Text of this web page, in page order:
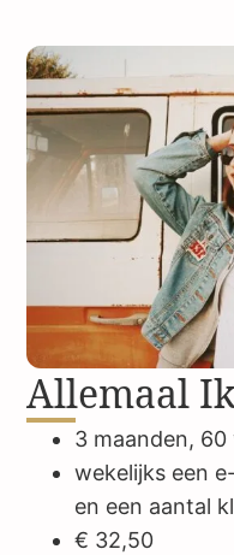
Allemaal
3 maanden, 60
wekelijks een
en een aantal
€ 32,50